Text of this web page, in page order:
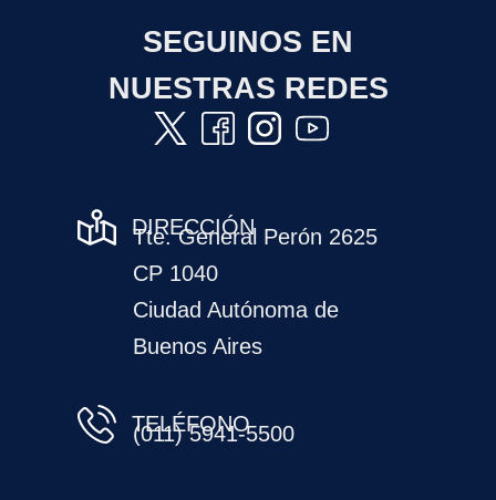
SEGUINOS EN
NUESTRAS REDES
DIRECCIÓN
Tte. General Perón 2625
CP 1040
Ciudad Autónoma de
Buenos Aires
TELÉFONO
(011) 5941-5500